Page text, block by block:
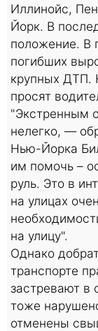
Иллинойс,
Йорк. В
положение. В
погибших
крупных ДТП.
просят
"Экстренным
нелегко, —
Нью-Йорка
им помочь –
руль. Это в
на улицах
на улицу".
Однако
транспорте
застревают в
тоже
отменены